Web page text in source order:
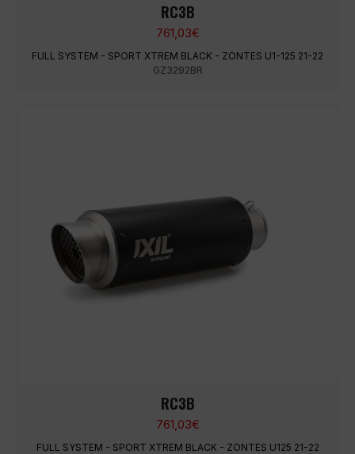
RC3B
761,03€
FULL SYSTEM - SPORT XTREM BLACK - ZONTES U1-125 21-22
GZ3292BR
RC3B
761,03€
FULL SYSTEM - SPORT XTREM BLACK - ZONTES U125 21-22